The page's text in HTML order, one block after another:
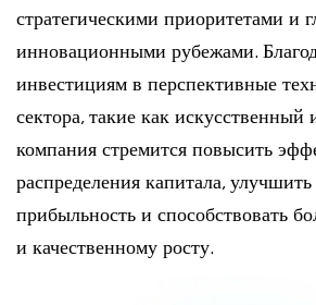
стратегическими приоритетами и
инновационными рубежами.
инвестициям в перспективные
сектора, такие как искусственный
компания стремится повысить
распределения капитала,
прибыльность и способствовать
и качественному росту.